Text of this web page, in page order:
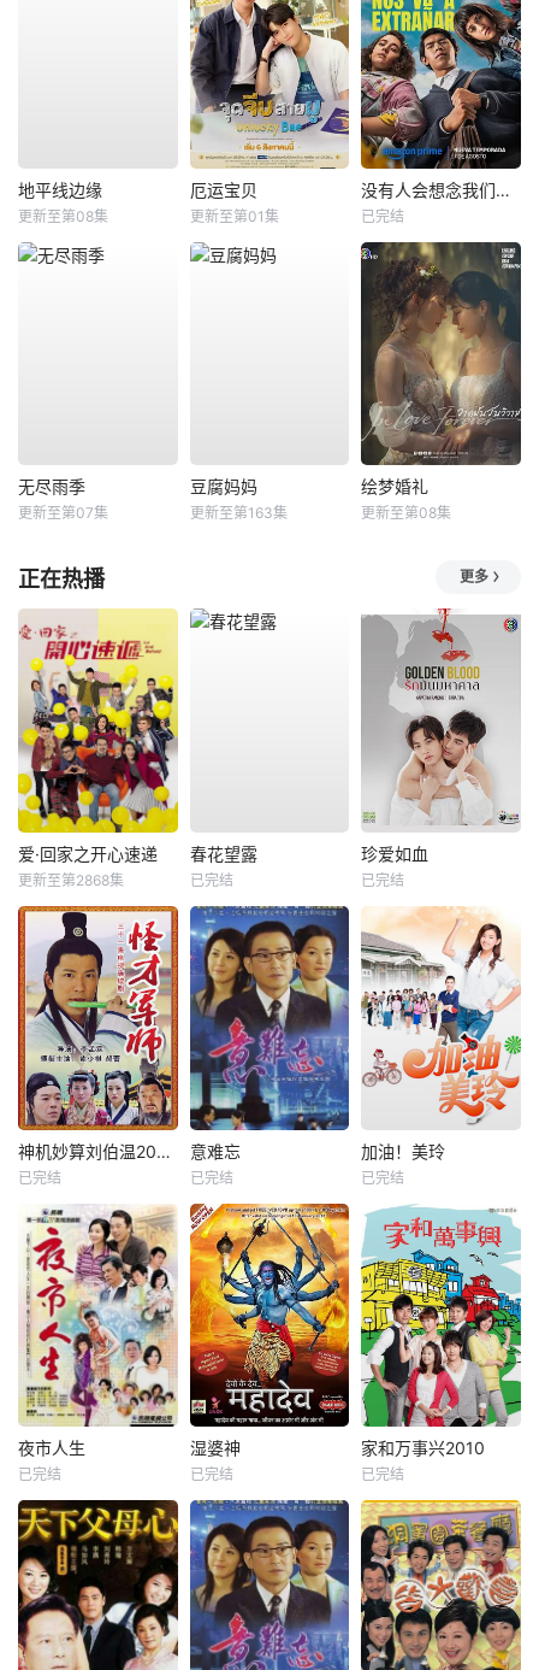
地平线边缘
更新至第08集
厄运宝贝
更新至第01集
没有人会想念我们第二季
已完结
无尽雨季
更新至第07集
豆腐妈妈
更新至第163集
绘梦婚礼
更新至第08集
正在热播 更多
爱·回家之开心速递
更新至第2868集
春花望露
已完结
珍爱如血
已完结
神机妙算刘伯温2006
已完结
意难忘
已完结
加油！美玲
已完结
夜市人生
已完结
湿婆神
已完结
家和万事兴2010
已完结